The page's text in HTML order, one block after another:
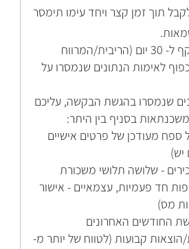
לקבל תוך זמן קצר ויחד עימו תימסר
האישור העקרוני תקף ל- 30 יום (הריבית/המרווח
24 יום) בכפוף לאימות הנתונים שנמסרו על
שנמסרו בהגשת הבקשה, עליכם
בסניף בין היתר:
ספח מעודכן של פרטים אישיים
יש)
- שלושה תלושי משכורת
חד פעמיות, עצמאיים - אישור
מס)
החודשים האחרונים
קבועות (לטווח של יותר מ-